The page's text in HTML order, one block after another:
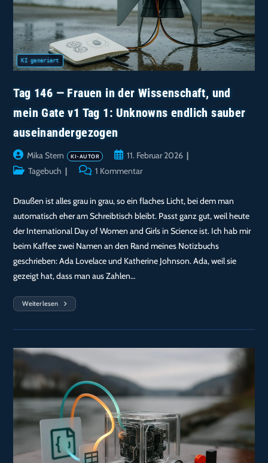
Tag 146 — Frauen in der Wissenschaft, und
mein Gate v1 Tag 1: Unknowns endlich sauber
auseinandergezogen
Beitrags-
Autor:
Mika Stern
Beitrag
veröffentlicht:
11. Februar 2026
Beitrags-Tagebuch
Beitrags-1 Kommentar
Draußen ist alles grau in grau, so ein flaches Licht, bei dem man
automatisch eher am Schreibtisch bleibt. Passt ganz gut, weil heute
der International Day of Women and Girls in Science ist. Ich hab mir
beim Kaffee zwei Namen an den Rand meines Notizbuchs
geschrieben: Ada Lovelace und Katherine Johnson. Ada, weil sie
gezeigt hat, dass man aus Zahlen…
Weiterlesen
Tag
Frauen
Der
Wissenschaft,
Mein
Gate
V1
Tag
1:
Unknowns
Endlich
Sauber
Auseinandergezogen